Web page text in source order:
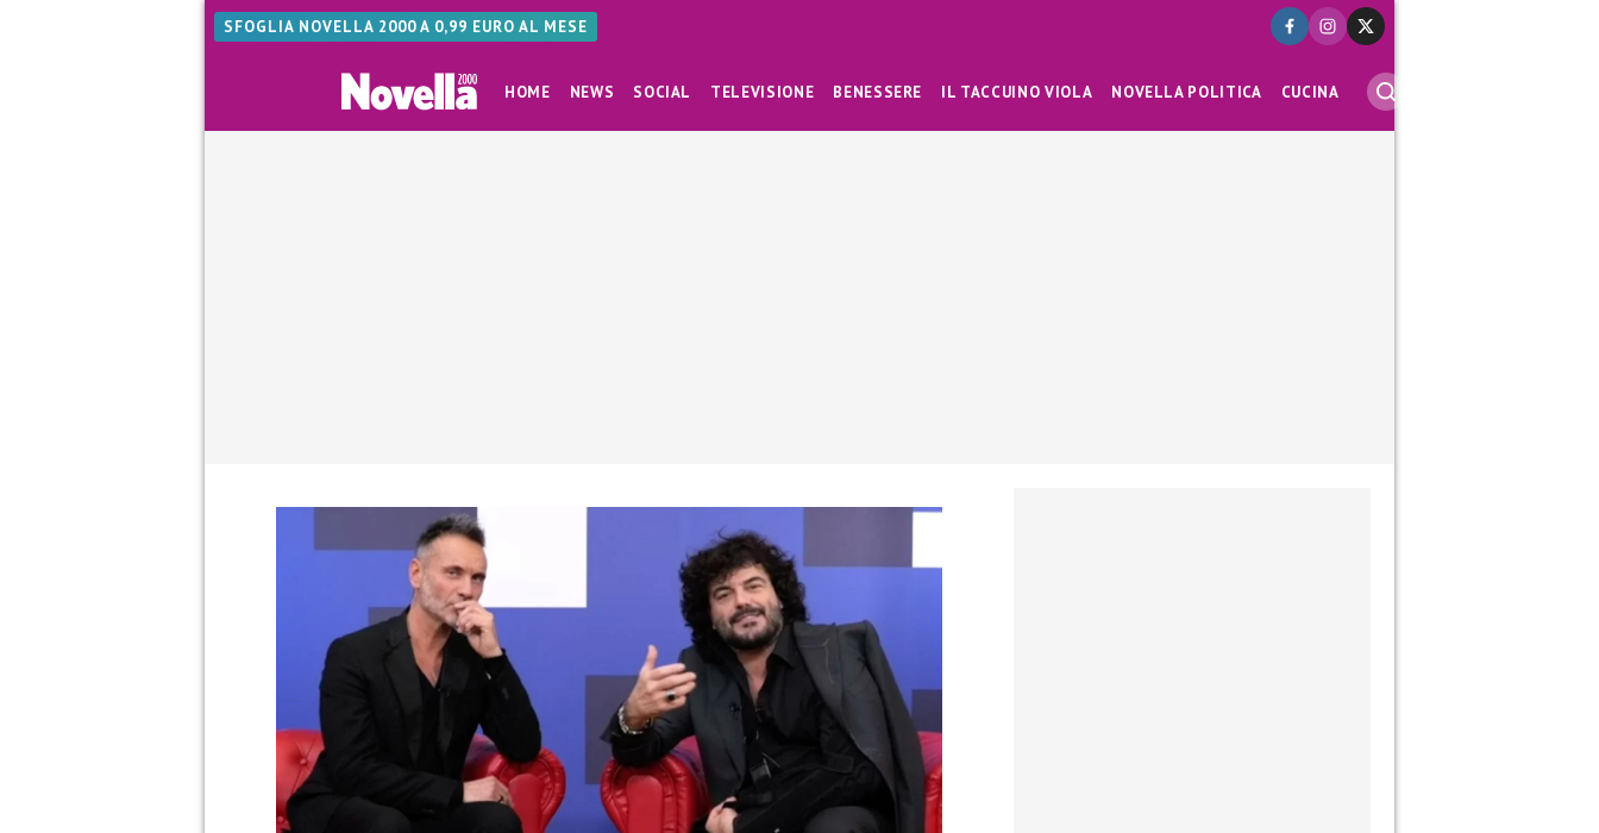
SFOGLIA NOVELLA 2000 A 0,99 EURO AL MESE
HOME NEWS SOCIAL TELEVISIONE BENESSERE IL TACCUINO VIOLA NOVELLA POLITICA CUCINA